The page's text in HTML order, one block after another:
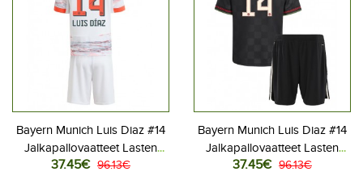
Bayern Munich Luis Diaz #14
Jalkapallovaatteet Lasten
Vieraspeliasu 2025-26
37.45€ 96.13€
Bayern Munich Luis Diaz #14
Jalkapallovaatteet Lasten
Kolmas peliasu 2025-26
37.45€ 96.13€